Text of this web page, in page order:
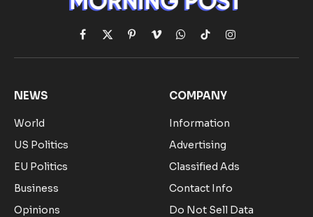
Facebook
X
(Twitter)
Pinterest
VimeoWhatsApp
TikTokInstagram
NEWS
World
US Politics
EU Politics
Business
Opinions
COMPANY
Information
Advertising
Classified Ads
Contact Info
Do Not Sell Data